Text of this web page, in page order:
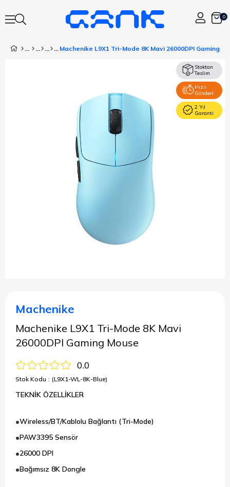
0
Machenike L9X1 Tri-Mode 8K Mavi 26000DPI Gaming
Stoktan
Teslim
Hızlı
Gönderi
2 Yıl
Garanti
Machenike
Machenike L9X1 Tri-Mode 8K Mavi
26000DPI Gaming Mouse
0.0
Stok Kodu (L9X1-WL-8K-Blue)
TEKNİK ÖZELLİKLER
Wireless/BT/Kablolu Bağlantı (Tri-Mode)
PAW3395 Sensör
26000 DPI
Bağımsız 8K Dongle